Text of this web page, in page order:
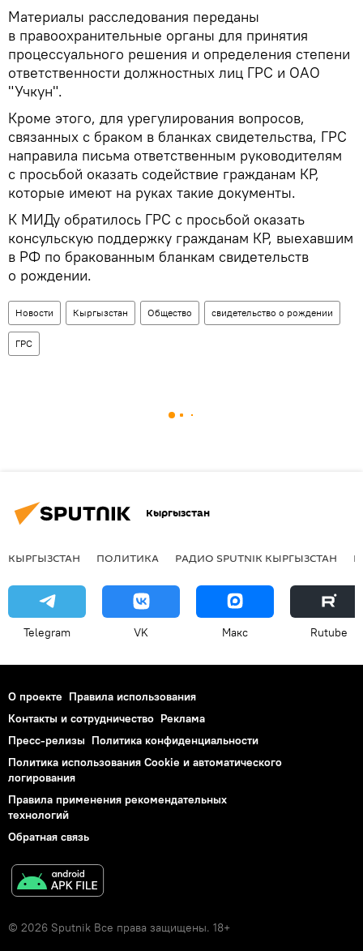
Материалы расследования переданы
в правоохранительные органы для принятия
процессуального решения и определения степени
ответственности должностных лиц ГРС и ОАО
"Учкун".
Кроме этого, для урегулирования вопросов,
связанных с браком в бланках свидетельства, ГРС
направила письма ответственным руководителям
с просьбой оказать содействие гражданам КР,
которые имеют на руках такие документы.
К МИДу обратилось ГРС с просьбой оказать
консульскую поддержку гражданам КР, выехавшим
в РФ по бракованным бланкам свидетельств
о рождении.
Новости Кыргызстан Общество свидетельство о рождении
ГРС
Кыргызстан
КЫРГЫЗСТАН ПОЛИТИКА РАДИО SPUTNIK КЫРГЫЗСТАН
Telegram VK Макс Rutube
О проекте Правила использования
Контакты и сотрудничество Реклама
Пресс-релизы Политика конфиденциальности
Политика использования Cookie и автоматического
логирования
Правила применения рекомендательных
технологий
Обратная связь
© 2026 Sputnik Все права защищены. 18+